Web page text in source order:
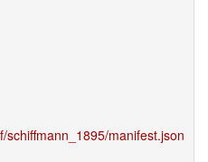
manifest.json